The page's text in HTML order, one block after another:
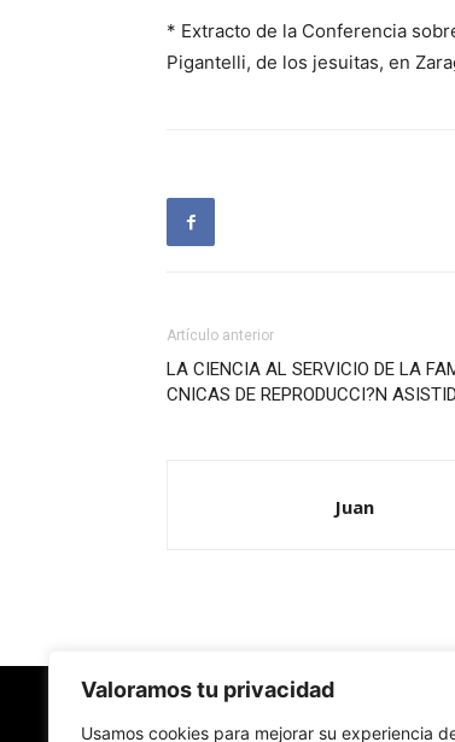
Valoramos tu privacidad
Usamos cookies para mejorar su experiencia
* Extracto de la Conferencia
Pigantelli, de los jesuitas, en
Artículo anterior
LA CIENCIA AL SERVICIO DE LA
CNICAS DE REPRODUCCI?N
Juan